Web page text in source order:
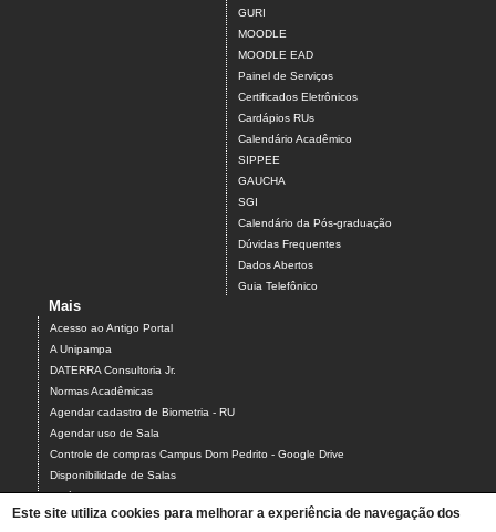
GURI
MOODLE
MOODLE EAD
Painel de Serviços
Certificados Eletrônicos
Cardápios RUs
Calendário Acadêmico
SIPPEE
GAUCHA
SGI
Calendário da Pós-graduação
Dúvidas Frequentes
Dados Abertos
Guia Telefônico
Mais
Acesso ao Antigo Portal
A Unipampa
DATERRA Consultoria Jr.
Normas Acadêmicas
Agendar cadastro de Biometria - RU
Agendar uso de Sala
Controle de compras Campus Dom Pedrito - Google Drive
Disponibilidade de Salas
Estágios
Formulário para Agendamento do Laboratório de Informática
Este site utiliza cookies para melhorar a experiência de navegação dos